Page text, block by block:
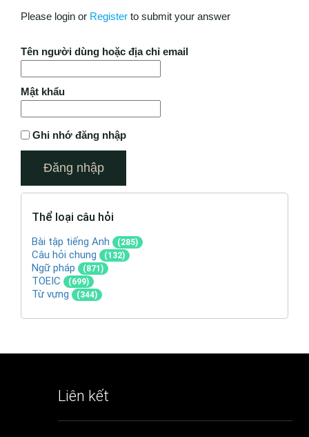
Please login or Register to submit your answer
Tên người dùng hoặc địa chỉ email
Mật khẩu
Ghi nhớ đăng nhập
Thể loại câu hỏi
Bài tập tiếng Anh (285)
Câu hỏi chung (132)
Ngữ pháp (871)
TOEIC (699)
Từ vựng (344)
Liên kết